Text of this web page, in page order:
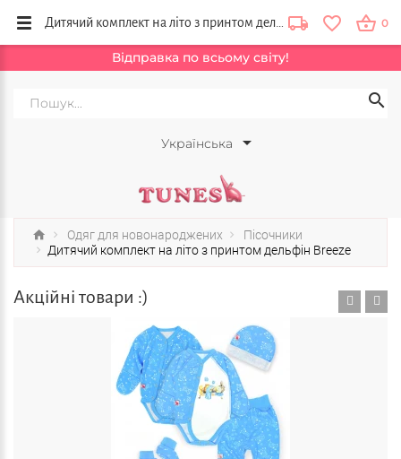
Відправка по всьому світу!
Українська
0
Одяг для новонароджених
Пісочники
Дитячий комплект на літо з принтом дельфін Breeze
Акційні товари :)